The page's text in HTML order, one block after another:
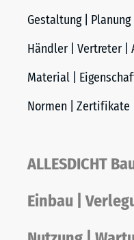
Gestaltung |
Händler | Vertreter |
Material |
Normen | Zertifikate
ALLESDICHT
Einbau |